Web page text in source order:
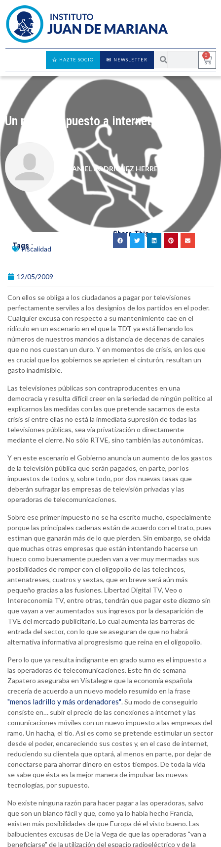
0
NEWSLETTER
HAZTE SOCIO
Un nuevo impuesto a internet
DANIEL RODRÍGUEZ HERRERA
Tags :Fiscalidad
Share This :
12/05/2009
Con ellos se obliga a los ciudadanos a pagar por televisiones
perfectamente serviles a los designios de los partidos en el poder.
Cualquier excusa con respecto a su mantenimiento cae en el
ridículo en un escenario en el que la TDT ya está llenando los
números de nuestros mandos a distancia de decenas de canales
que no nos cuestan un duro. Y en momentos de crisis, en los que
es crucial que los gobiernos se aprieten el cinturón, resultan un
gasto inadmisible.
Las televisiones públicas son contraproducentes en una
democracia y resulta difícil creer en la seriedad de ningún político al
explicarnos las medidas con las que pretende sacarnos de esta
crisis si entre ellas no está la inmediata supresión de todas las
televisiones públicas, sea vía privatización o directamente
mediante el cierre. No sólo RTVE, sino también las autonómicas.
Y en este escenario el Gobierno anuncia un aumento de los gastos
de la televisión pública que serán pagados, en parte, por los
impuestos de todos y, sobre todo, por dos nuevas tasas que
deberán sufragar las empresas de televisión privadas y las
operadoras de telecomunicaciones.
Sobre ese primer impuesto no se ha escrito mucho, especialmente
porque las principales cadenas están de acuerdo con el trato, pues
estiman que ganarán más de lo que pierden. Sin embargo, se olvida
que muchas otras empresas que están intentando hacerse un
hueco como buenamente pueden van a ver muy mermadas sus
posibilidades de romper con el oligopolio de las telecincos,
antenatreses, cuatros y sextas, que en breve será aún más
pequeño gracias a las fusiones. Libertad Digital TV, Veo o
Intereconomía TV, entre otras, tendrán que pagar este diezmo sin
que vayan a ver aumentados sus ingresos por la desaparición de
TVE del mercado publicitario. Lo cual aumenta las barreras de
entrada del sector, con lo que se aseguran de que no habrá
alternativa informativa al progresismo que reina en el oligopolio.
Pero lo que ya resulta indignante en grado sumo es el impuesto a
las operadoras de telecomunicaciones. Este fin de semana
Zapatero aseguraba en Vistalegre que la economía española
crecería de acuerdo a un nuevo modelo resumido en la frase
"menos ladrillo y más ordenadores". Su modo de conseguirlo
consiste en… subir el precio de las conexiones a internet y las
comunicaciones móviles con un nuevo impuesto a las empresas del
ramo. Un hacha, el tío. Así es como se pretende estimular un sector
desde el poder, encareciendo sus costes y, en el caso de internet,
reduciendo su clientela que optará, al menos en parte, por dejar de
conectarse para ahorrar dinero en estos tiempos. De toda la vida
se sabe que ésta es la mejor manera de impulsar las nuevas
tecnologías, por supuesto.
No existe ninguna razón para hacer pagar a las operadoras, salvo
que son un blanco fácil y que, como ya lo había hecho Francia,
existen más posibilidades de que Europa dé el visto bueno. Las
balbucientes excusas de De la Vega de que las operadoras "van a
beneficiarse" de la utilización del espacio radioeléctrico y de la